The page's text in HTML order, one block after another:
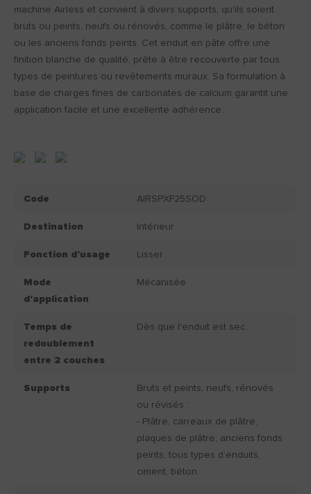
machine Airless et convient à divers supports, qu'ils soient
bruts ou peints, neufs ou rénovés, comme le plâtre, le béton
ou les anciens fonds peints. Cet enduit en pâte offre une
finition blanche de qualité, prête à être recouverte par tous
types de peintures ou revêtements muraux. Sa formulation à
base de charges fines de carbonates de calcium garantit une
application facile et une excellente adhérence.
Code AIRSPXF25SOD
Destination Intérieur
Fonction d'usage Lisser
Mode
d'application
Mécanisée
Temps de
redoublement
entre 2 couches
Dès que l'enduit est sec.
Supports
Bruts et peints, neufs, rénovés
ou révisés :
- Plâtre, carreaux de plâtre,
plaques de plâtre, anciens fonds
peints, tous types d’enduits,
ciment, béton.